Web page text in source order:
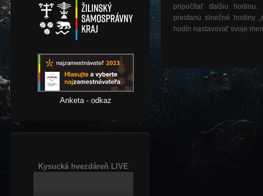
Anketa - odkaz
Kysucká hvezdáreň LIVE
pripočítať ďalšiu hodinu.
prestanú slnečné hodiny
hodín nastavovať svoje